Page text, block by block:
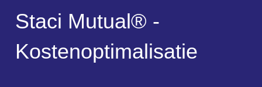
Staci Mutual® -
Kostenoptimalisatie